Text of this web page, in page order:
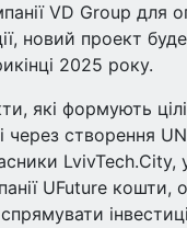
VD Group для
новий проект
2025 року.
які формують
створення
UFuture кошти,